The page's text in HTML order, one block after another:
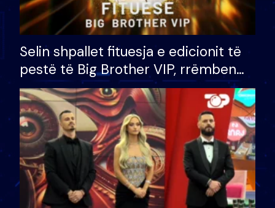
Selin shpallet fituesja e edicionit të
pestë të Big Brother VIP, rrëmben
çmimin e madh prej 100 mijë eurosh